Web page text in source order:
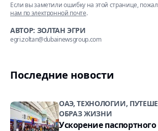
Если вы заметили ошибку на этой странице,
нам по электронной почте.
АВТОР: ЗОЛТАН ЭГРИ
egri.zoltan@dubainewsgroup.com
Последние новости
ОАЭ, ТЕХНОЛОГИИ,
ОБРАЗ ЖИЗНИ
Ускорение